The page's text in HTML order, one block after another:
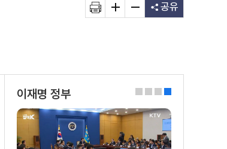
공유
이재명 정부 0
1
2
3